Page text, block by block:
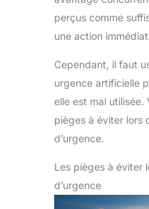
perçus comme
une action
Cependant, il faut
urgence artificielle
elle est mal utilisée.
pièges à éviter lors
d’urgence.
Les pièges à éviter
d’urgence